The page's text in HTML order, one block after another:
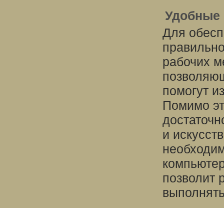
Удобные
Для
рабочих
помогут
Помимо
и
позволит